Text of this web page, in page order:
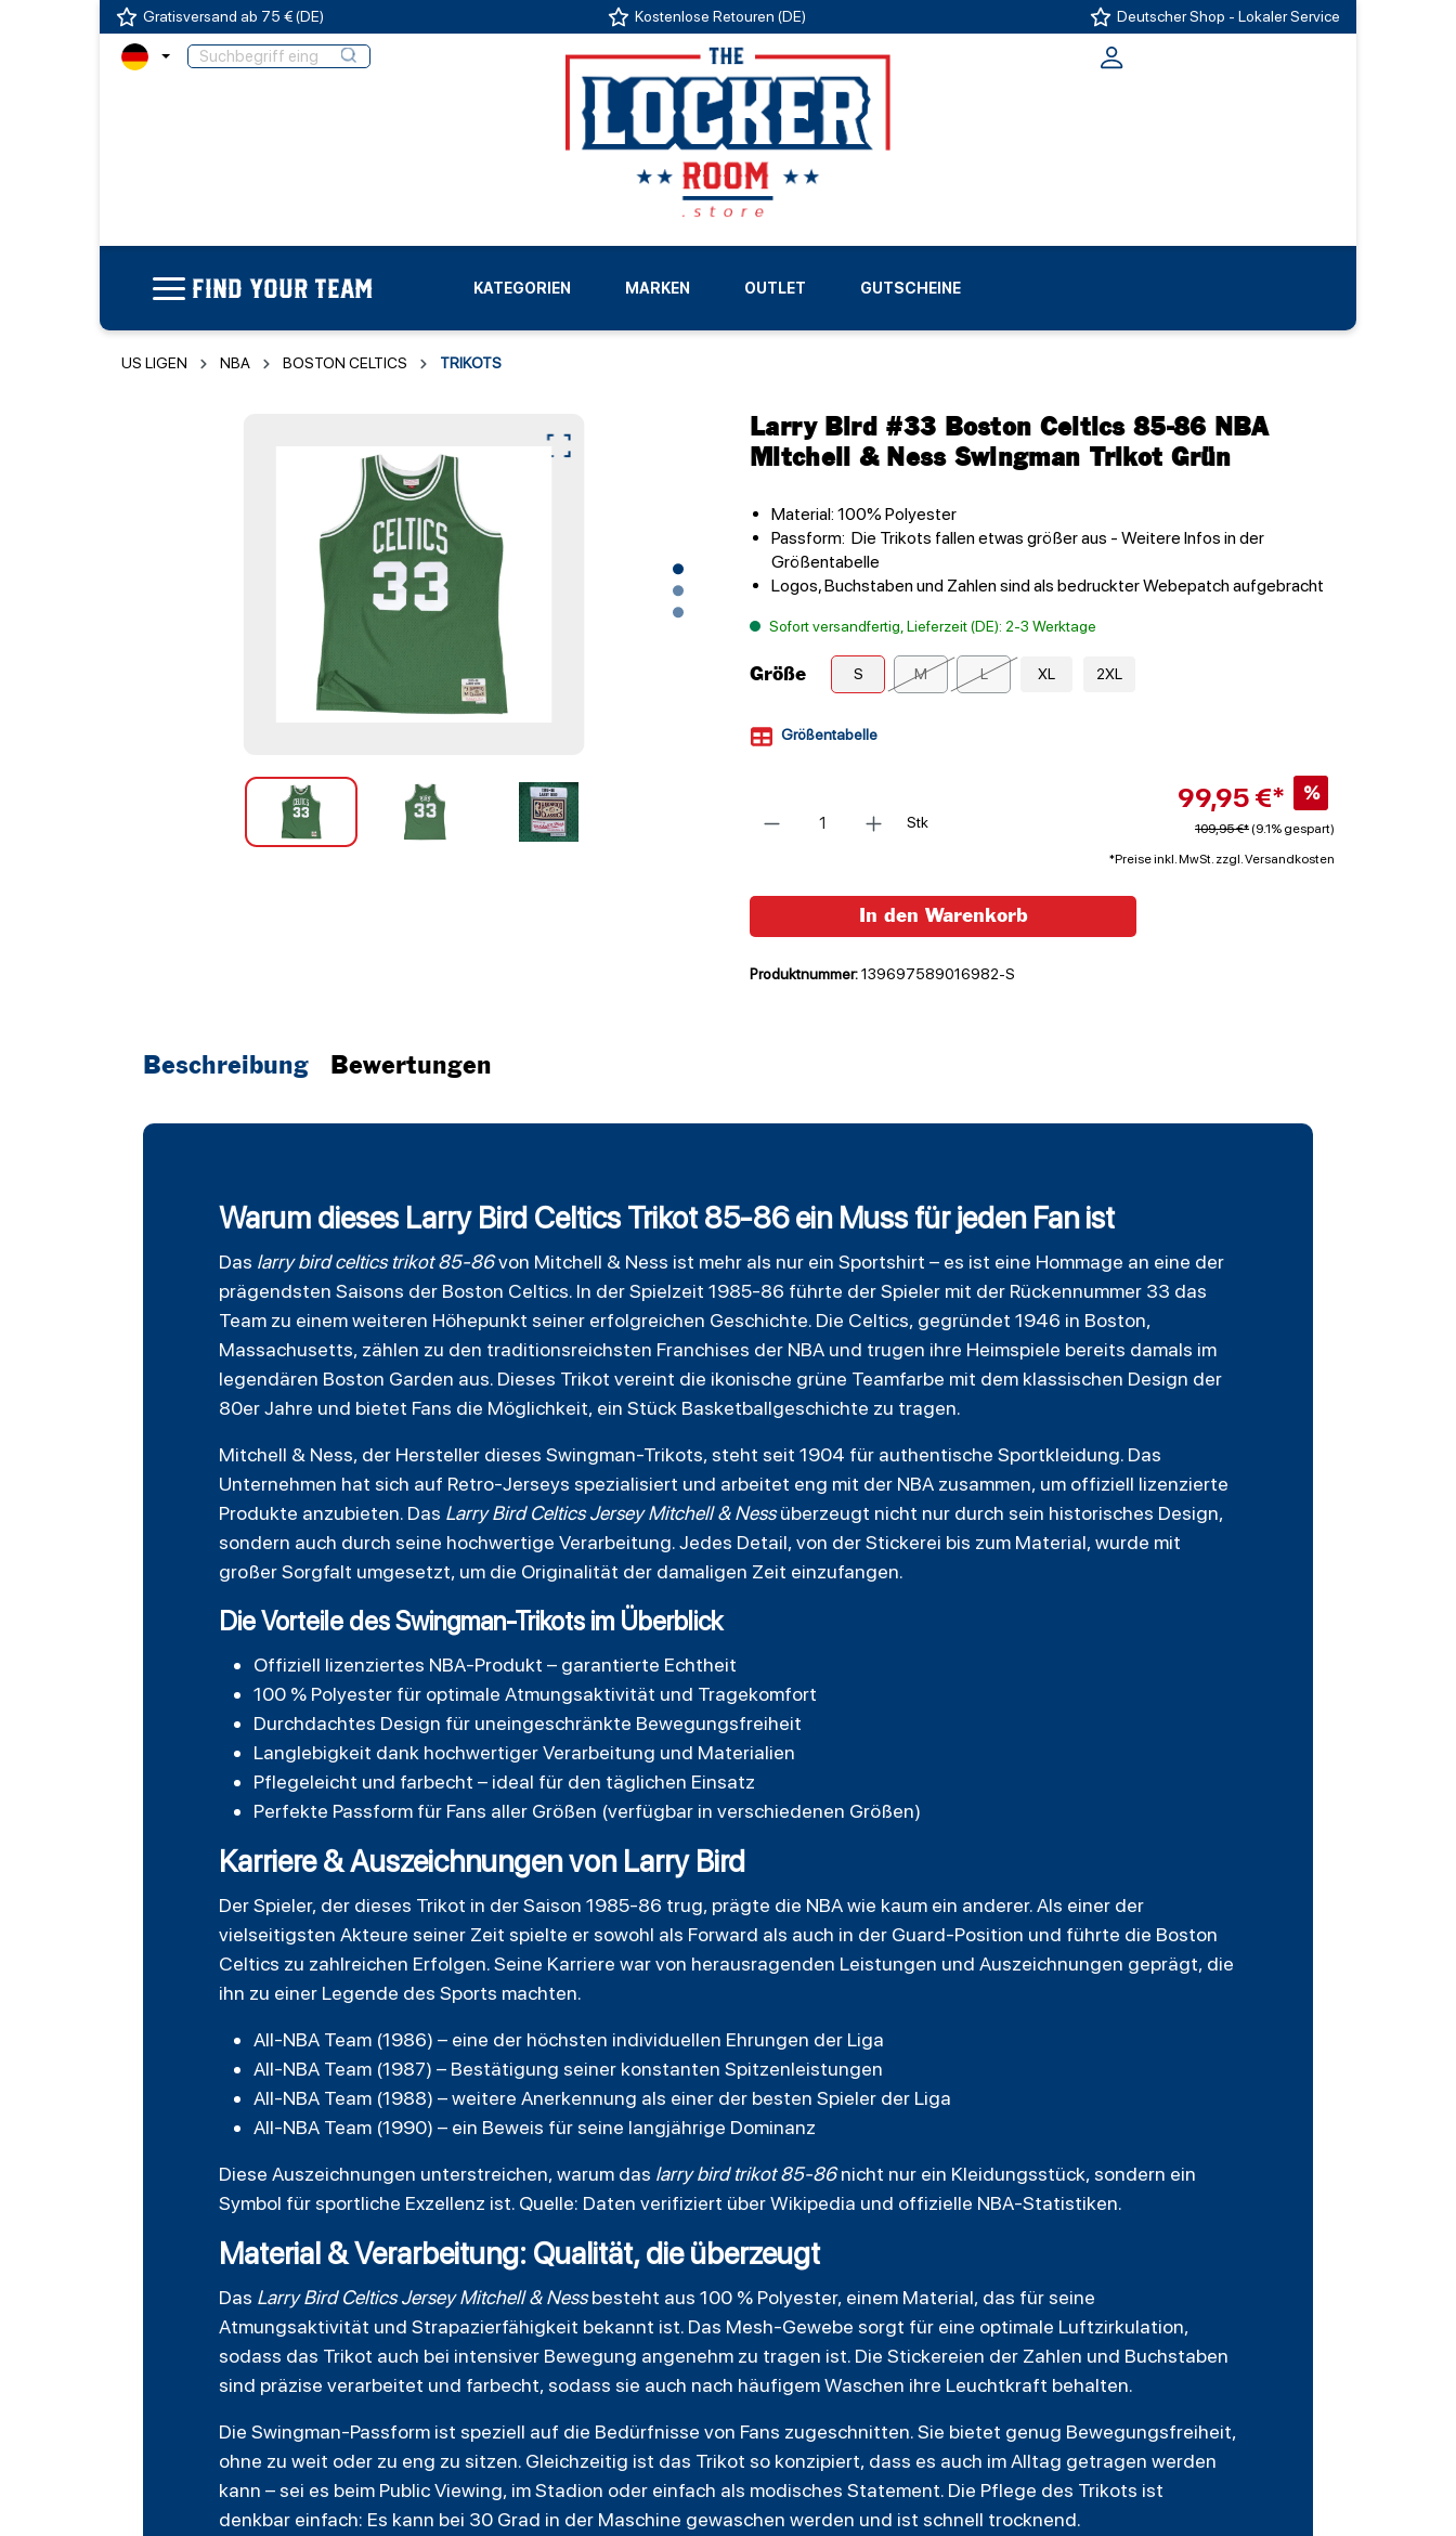
Gratisversand ab 75 € (DE) Kostenlose Retouren (DE) Deutscher Shop - Lokaler Service
FIND YOUR TEAM KATEGORIEN MARKEN
LIGEN
OUTLET GUTSCHEINE
US LIGEN NBA BOSTON CELTICS TRIKOTS
Larry Bird #33 Boston Celtics 85-86 NBA
Mitchell & Ness Swingman Trikot Grün
Material: 100% Polyester
Passform: Die Trikots fallen etwas größer aus - Weitere Infos in der
Größentabelle
Logos, Buchstaben und Zahlen sind als bedruckter Webepatch aufgebracht
Sofort versandfertig, Lieferzeit (DE): 2-3 Werktage
Größe S M L XL 2XL
Größentabelle
Stk
99,95 €* %
109,95 €* (9.1% gespart)
*Preise inkl. MwSt. zzgl. Versandkosten
In den Warenkorb
Produktnummer:139697589016982-S
Beschreibung Bewertungen
Warum dieses Larry Bird Celtics Trikot 85-86 ein Muss für jeden Fan ist
Das larry bird celticstrikot 85-86von Mitchell & Ness ist mehr als nur ein Sportshirt – es ist eine Hommage an eine der
prägendsten Saisons der Boston Celtics. In der Spielzeit 1985-86 führte der Spieler mit der Rückennummer 33 das
Team zu einem weiteren Höhepunkt seiner erfolgreichen Geschichte. Die Celtics, gegründet 1946 in Boston,
Massachusetts, zählen zu den traditionsreichsten Franchises der NBA und trugen ihre Heimspiele bereits damals im
legendären Boston Garden aus. Dieses Trikot vereint die ikonische grüne Teamfarbe mit dem klassischen Design der
80er Jahre und bietet Fans die Möglichkeit, ein Stück Basketballgeschichte zu tragen.
Mitchell & Ness, der Hersteller dieses Swingman-Trikots, steht seit 1904 für authentische Sportkleidung. Das
Unternehmen hat sich auf Retro-Jerseys spezialisiert und arbeitet eng mit der NBA zusammen, um offiziell lizenzierte
Produkte anzubieten. Das Larry Bird Celtics Jersey Mitchell & Nessüberzeugt nicht nur durch sein historisches Design,
sondern auch durch seine hochwertige Verarbeitung. Jedes Detail, von der Stickerei bis zum Material, wurde mit
großer Sorgfalt umgesetzt, um die Originalität der damaligen Zeit einzufangen.
Die Vorteile des Swingman-Trikots im Überblick
Offiziell lizenziertes NBA-Produkt – garantierte Echtheit
100 % Polyester für optimale Atmungsaktivität und Tragekomfort
Durchdachtes Design für uneingeschränkte Bewegungsfreiheit
Langlebigkeit dank hochwertiger Verarbeitung und Materialien
Pflegeleicht und farbecht – ideal für den täglichen Einsatz
Perfekte Passform für Fans aller Größen (verfügbar in verschiedenen Größen)
Karriere & Auszeichnungen von Larry Bird
Der Spieler, der dieses Trikot in der Saison 1985-86 trug, prägte die NBA wie kaum ein anderer. Als einer der
vielseitigsten Akteure seiner Zeit spielte er sowohl als Forward als auch in der Guard-Position und führte die Boston
Celtics zu zahlreichen Erfolgen. Seine Karriere war von herausragenden Leistungen und Auszeichnungen geprägt, die
ihn zu einer Legende des Sports machten.
All-NBA Team (1986) – eine der höchsten individuellen Ehrungen der Liga
All-NBA Team (1987) – Bestätigung seiner konstanten Spitzenleistungen
All-NBA Team (1988) – weitere Anerkennung als einer der besten Spieler der Liga
All-NBA Team (1990) – ein Beweis für seine langjährige Dominanz
Diese Auszeichnungen unterstreichen, warum das larry bird trikot 85-86nicht nur ein Kleidungsstück, sondern ein
Symbol für sportliche Exzellenz ist. Quelle: Daten verifiziert über Wikipedia und offizielle NBA-Statistiken.
Material & Verarbeitung: Qualität, die überzeugt
Das Larry Bird Celtics Jersey Mitchell & Nessbesteht aus 100 % Polyester, einem Material, das für seine
Atmungsaktivität und Strapazierfähigkeit bekannt ist. Das Mesh-Gewebe sorgt für eine optimale Luftzirkulation,
sodass das Trikot auch bei intensiver Bewegung angenehm zu tragen ist. Die Stickereien der Zahlen und Buchstaben
sind präzise verarbeitet und farbecht, sodass sie auch nach häufigem Waschen ihre Leuchtkraft behalten.
Die Swingman-Passform ist speziell auf die Bedürfnisse von Fans zugeschnitten. Sie bietet genug Bewegungsfreiheit,
ohne zu weit oder zu eng zu sitzen. Gleichzeitig ist das Trikot so konzipiert, dass es auch im Alltag getragen werden
kann – sei es beim Public Viewing, im Stadion oder einfach als modisches Statement. Die Pflege des Trikots ist
denkbar einfach: Es kann bei 30 Grad in der Maschine gewaschen werden und ist schnell trocknend.